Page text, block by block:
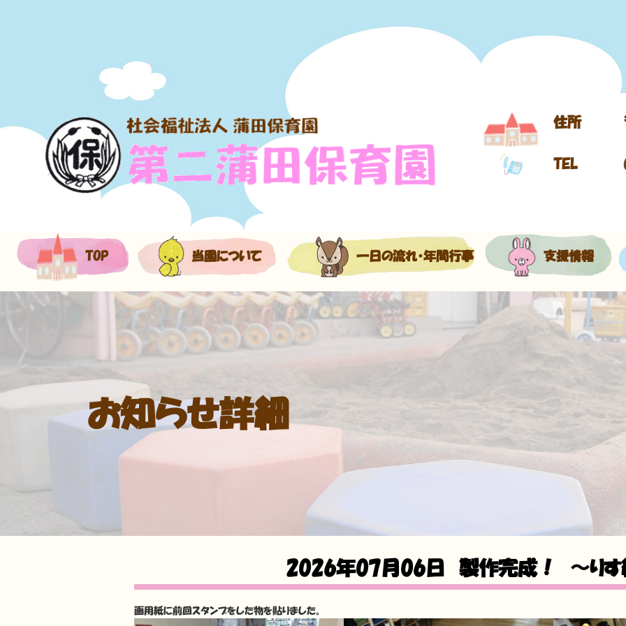
住所
TEL
TOP 当園について 一日の流れ・年間行事 支援情報
お知らせ詳細
2026年07月06日 製作完成！ 〜りす
画用紙に前回スタンプをした物を貼りました。